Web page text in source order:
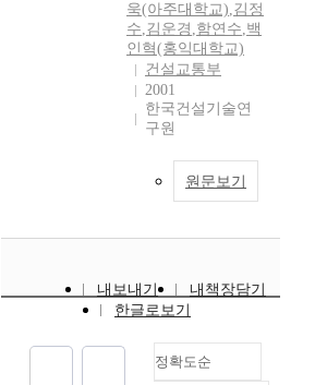
욱(아주대학교),김정
수,김운경 ,함연수,백
인혁(홍익대학교)
건설교통부
2001
한국건설기술연
구원
원문보기
내보내기
내책장담기
한글로보기
정확도순